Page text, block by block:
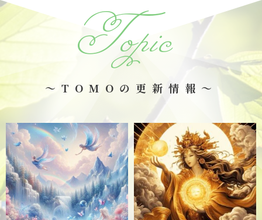
Topic
～TOMOの更新情報～